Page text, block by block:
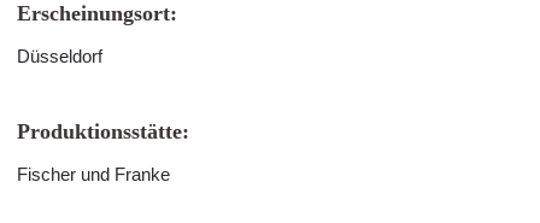
Erscheinungsort:
Düsseldorf
Produktionsstätte:
Fischer und Franke